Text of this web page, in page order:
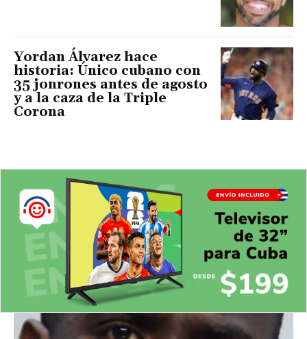
Yordan Álvarez hace
historia: Único cubano con
35 jonrones antes de agosto
y a la caza de la Triple
Corona